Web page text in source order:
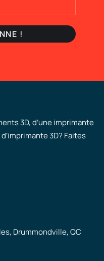
3D, d’une imprimante
3D? Faites
Drummondville, QC